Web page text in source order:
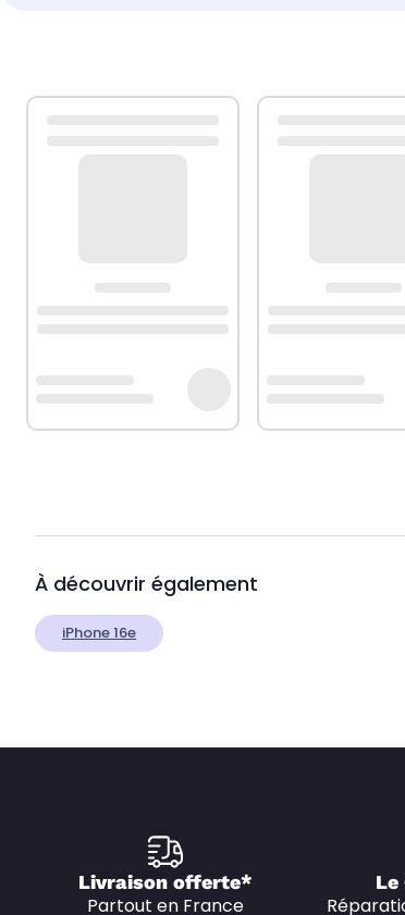
À découvrir également
iPhone 16e
Livraison offerte*
Partout en France